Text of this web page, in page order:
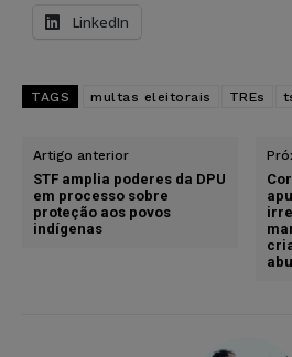
LinkedIn
TAGS multas eleitorais TREs
Artigo anterior
STF amplia poderes da DPU
em processo sobre
proteção aos povos
indígenas